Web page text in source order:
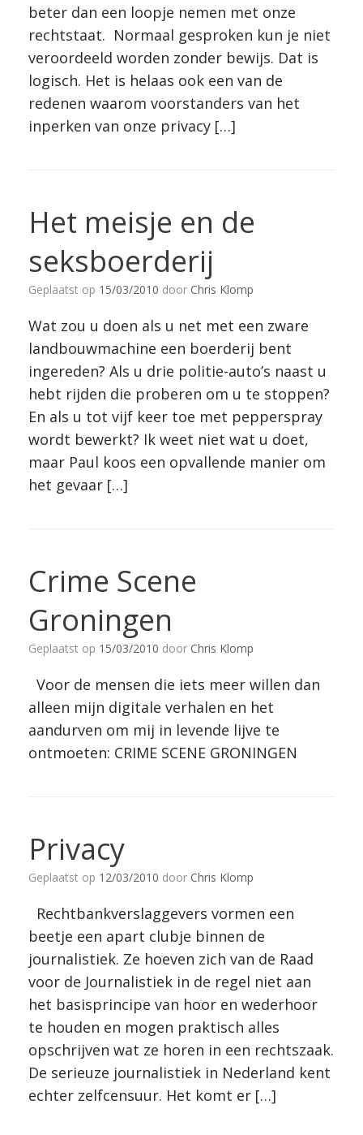
beter dan een loopje nemen met onze
rechtstaat. Normaal gesproken kun je niet
veroordeeld worden zonder bewijs. Dat is
logisch. Het is helaas ook een van de
redenen waarom voorstanders van het
inperken van onze privacy […]
Het meisje en de
seksboerderij
Geplaatst op 15/03/2010 door Chris Klomp
Wat zou u doen als u net met een zware
landbouwmachine een boerderij bent
ingereden? Als u drie politie-auto’s naast u
hebt rijden die proberen om u te stoppen?
En als u tot vijf keer toe met pepperspray
wordt bewerkt? Ik weet niet wat u doet,
maar Paul koos een opvallende manier om
het gevaar […]
Crime Scene
Groningen
Geplaatst op 15/03/2010 door Chris Klomp
Voor de mensen die iets meer willen dan
alleen mijn digitale verhalen en het
aandurven om mij in levende lijve te
ontmoeten: CRIME SCENE GRONINGEN
Privacy
Geplaatst op 12/03/2010 door Chris Klomp
Rechtbankverslaggevers vormen een
beetje een apart clubje binnen de
journalistiek. Ze hoeven zich van de Raad
voor de Journalistiek in de regel niet aan
het basisprincipe van hoor en wederhoor
te houden en mogen praktisch alles
opschrijven wat ze horen in een rechtszaak.
De serieuze journalistiek in Nederland kent
echter zelfcensuur. Het komt er […]